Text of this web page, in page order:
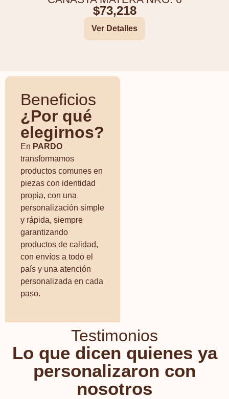
$73,218
Ver Detalles
Beneficios
¿Por qué
elegirnos?
En PARDO
transformamos
productos comunes en
piezas con identidad
propia, con una
personalización simple
y rápida, siempre
garantizando
productos de calidad,
con envíos a todo el
país y una atención
personalizada en cada
paso.
Testimonios
Lo que dicen quienes ya
personalizaron con
nosotros